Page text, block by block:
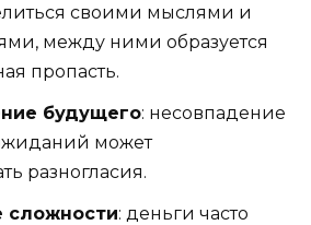
своими мыслями и
между ними образуется
пропасть.
будущего: несовпадение
может
разногласия.
сложности: деньги часто